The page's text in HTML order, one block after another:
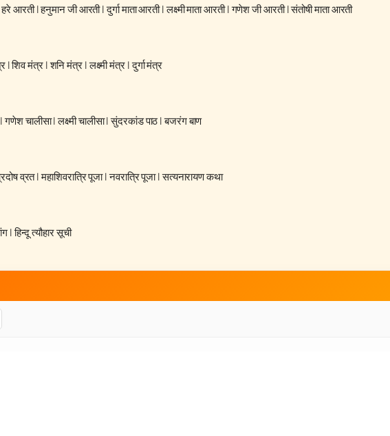
आरती|हनुमान जी आरती|दुर्गा माता आरती|लक्ष्मी माता आरती|गणेश जी आरती|संतोषी माता आरती
|शिव मंत्र|शनि मंत्र|लक्ष्मी मंत्र|दुर्गा मंत्र
गणेश चालीसा|लक्ष्मी चालीसा|सुंदरकांड पाठ|बजरंग बाण
व्रत|महाशिवरात्रि पूजा|नवरात्रि पूजा|सत्यनारायण कथा
|हिन्दू त्यौहार सूची